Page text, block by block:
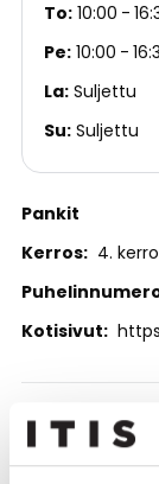
To 10:00
Pe 10:00
La Suljettu
Su Suljettu
Pankit
Kerros
4.
Kotisivut
Itäkeskuksen